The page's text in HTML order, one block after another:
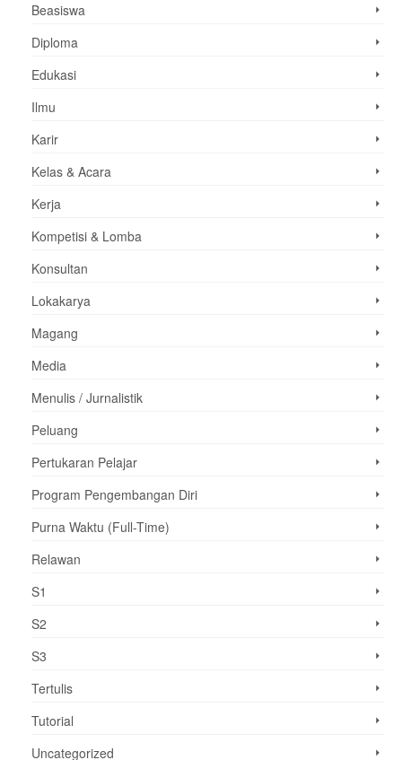
Beasiswa
Diploma
Edukasi
Ilmu
Karir
Kelas & Acara
Kerja
Kompetisi & Lomba
Konsultan
Lokakarya
Magang
Media
Menulis / Jurnalistik
Peluang
Pertukaran Pelajar
Program Pengembangan Diri
Purna Waktu (Full-Time)
Relawan
S1
S2
S3
Tertulis
Tutorial
Uncategorized